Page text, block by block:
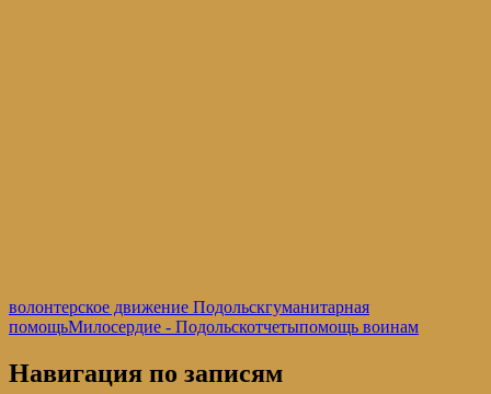
волонтерское движение Подольскгуманитарная
помощьМилосердие - Подольскотчетыпомощь воинам
Навигация по записям